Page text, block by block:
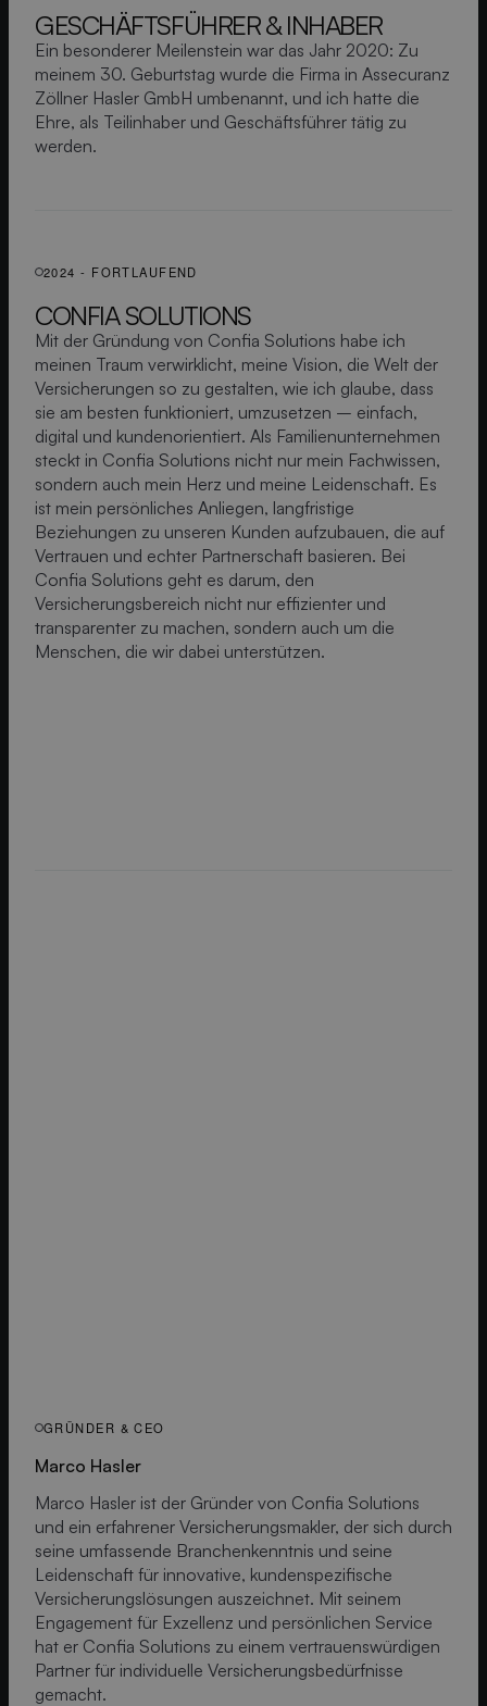
GESCHÄFTS­FÜHRER & INHABER
Ein besonderer Meilenstein war das Jahr 2020: Zu
meinem 30. Geburtstag wurde die Firma in Assecuranz
Zöllner Hasler GmbH umbenannt, und ich hatte die
Ehre, als Teilinhaber und Geschäftsführer tätig zu
werden.
2024 - FORTLAUFEND
CONFIA SOLUTIONS
Mit der Gründung von Confia Solutions habe ich
meinen Traum verwirklicht, meine Vision, die Welt der
Versicherungen so zu gestalten, wie ich glaube, dass
sie am besten funktioniert, umzusetzen – einfach,
digital und kundenorientiert. Als Familienunternehmen
steckt in Confia Solutions nicht nur mein Fachwissen,
sondern auch mein Herz und meine Leidenschaft. Es
ist mein persönliches Anliegen, langfristige
Beziehungen zu unseren Kunden aufzubauen, die auf
Vertrauen und echter Partnerschaft basieren. Bei
Confia Solutions geht es darum, den
Versicherungsbereich nicht nur effizienter und
transparenter zu machen, sondern auch um die
Menschen, die wir dabei unterstützen.
GRÜNDER & CEO
Marco Hasler
Marco Hasler ist der Gründer von Confia Solutions
und ein erfahrener Versicherungsmakler, der sich durch
seine umfassende Branchenkenntnis und seine
Leidenschaft für innovative, kundenspezifische
Versicherungslösungen auszeichnet. Mit seinem
Engagement für Exzellenz und persönlichen Service
hat er Confia Solutions zu einem vertrauenswürdigen
Partner für individuelle Versicherungsbedürfnisse
gemacht.